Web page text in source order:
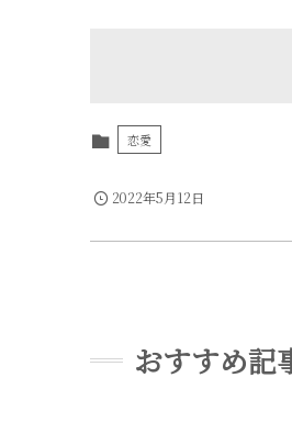
恋愛
2022年5月12日
おすすめ記